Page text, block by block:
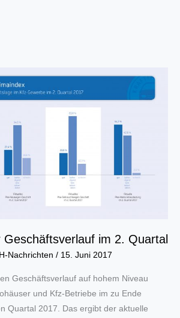
Geschäftsverlauf im 2. Quartal
Nachrichten / 15. Juni 2017
Geschäftsverlauf auf hohem Niveau
und Kfz-Betriebe im zu Ende
Quartal 2017. Das ergibt der aktuelle